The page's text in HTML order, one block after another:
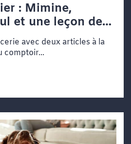
: Mimine,
et une leçon de
d’attente
avec deux articles à la
comptoir...